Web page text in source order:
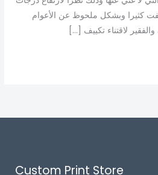
كثيرا وبشكل ملحوظ عن الأعوام
لاقتناء تكييف […]
Custom Print Store